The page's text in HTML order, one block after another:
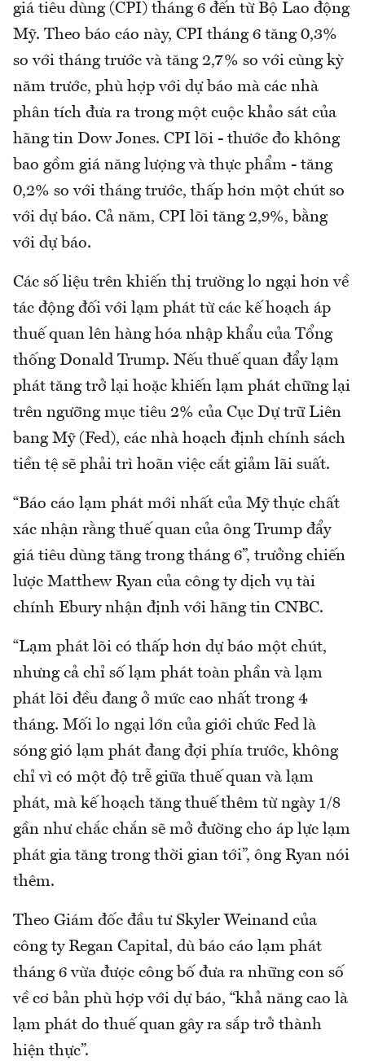
giá tiêu dùng (CPI) tháng 6 đến từ Bộ Lao động
Mỹ. Theo báo cáo này, CPI tháng 6 tăng 0,3%
so với tháng trước và tăng 2,7% so với cùng kỳ
năm trước, phù hợp với dự báo mà các nhà
phân tích đưa ra trong một cuộc khảo sát của
hãng tin Dow Jones. CPI lõi - thước đo không
bao gồm giá năng lượng và thực phẩm - tăng
0,2% so với tháng trước, thấp hơn một chút so
với dự báo. Cả năm, CPI lõi tăng 2,9%, bằng
với dự báo.
Các số liệu trên khiến thị trường lo ngại hơn về
tác động đối với lạm phát từ các kế hoạch áp
thuế quan lên hàng hóa nhập khẩu của Tổng
thống Donald Trump. Nếu thuế quan đẩy lạm
phát tăng trở lại hoặc khiến lạm phát chững lại
trên ngưỡng mục tiêu 2% của Cục Dự trữ Liên
bang Mỹ (Fed), các nhà hoạch định chính sách
tiền tệ sẽ phải trì hoãn việc cắt giảm lãi suất.
“Báo cáo lạm phát mới nhất của Mỹ thực chất
xác nhận rằng thuế quan của ông Trump đẩy
giá tiêu dùng tăng trong tháng 6”, trưởng chiến
lược Matthew Ryan của công ty dịch vụ tài
chính Ebury nhận định với hãng tin CNBC.
“Lạm phát lõi có thấp hơn dự báo một chút,
nhưng cả chỉ số lạm phát toàn phần và lạm
phát lõi đều đang ở mức cao nhất trong 4
tháng. Mối lo ngại lớn của giới chức Fed là
sóng gió lạm phát đang đợi phía trước, không
chỉ vì có một độ trễ giữa thuế quan và lạm
phát, mà kế hoạch tăng thuế thêm từ ngày 1/8
gần như chắc chắn sẽ mở đường cho áp lực lạm
phát gia tăng trong thời gian tới”, ông Ryan nói
thêm.
Theo Giám đốc đầu tư Skyler Weinand của
công ty Regan Capital, dù báo cáo lạm phát
tháng 6 vừa được công bố đưa ra những con số
về cơ bản phù hợp với dự báo, “khả năng cao là
lạm phát do thuế quan gây ra sắp trở thành
hiện thực”.